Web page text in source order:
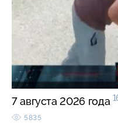
7 августа 2026 года
5835